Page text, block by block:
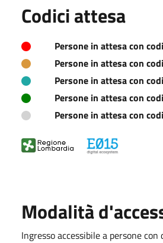
Codici attesa
Persone in attesa con
Persone in attesa con
Persone in attesa con
Persone in attesa con
Persone in attesa con
Modalità
Ingresso accessibile a persone